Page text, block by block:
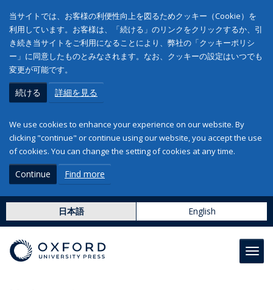
当サイトでは、お客様の利便性向上を図るためクッキー（Cookie）を
利用しています。お客様は、「続ける」のリンクをクリックするか、引
き続き当サイトをご利用になることにより、弊社の「クッキーポリシ
ー」に同意したものとみなされます。なお、クッキーの設定はいつでも
変更が可能です。
続ける 詳細を見る
We use cookies to enhance your experience on our website. By
clicking "continue" or continue using our website, you accept the use
of cookies. You can change the setting of cookies at any time.
Continue Find more
日本語 English